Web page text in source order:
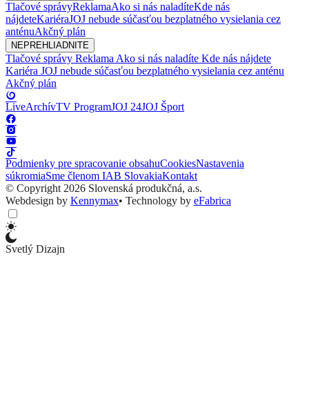
Tlačové správyReklamaAko si nás naladíteKde nás
nájdeteKariéraJOJ nebude súčasťou bezplatného vysielania cez
anténuAkčný plán
NEPREHLIADNITE
Tlačové správy ReklamaAko si nás naladíte Kde nás nájdete
Kariéra JOJ nebude súčasťou bezplatného vysielania cez anténu
Akčný plán
LiveArchívTV ProgramJOJ 24JOJ Šport
Podmienky pre spracovanie obsahuCookiesNastavenia
súkromiaSme členom IAB SlovakiaKontakt
© Copyright 2026 Slovenská produkčná, a.s.
Webdesign by Kennymax• Technology by eFabrica
Svetlý Dizajn